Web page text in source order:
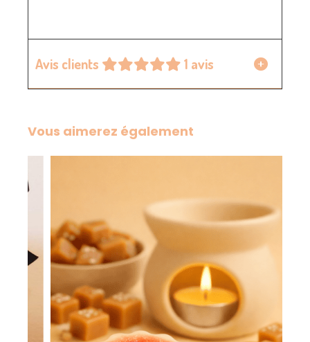
Avis clients 1 avis
Vous aimerez également